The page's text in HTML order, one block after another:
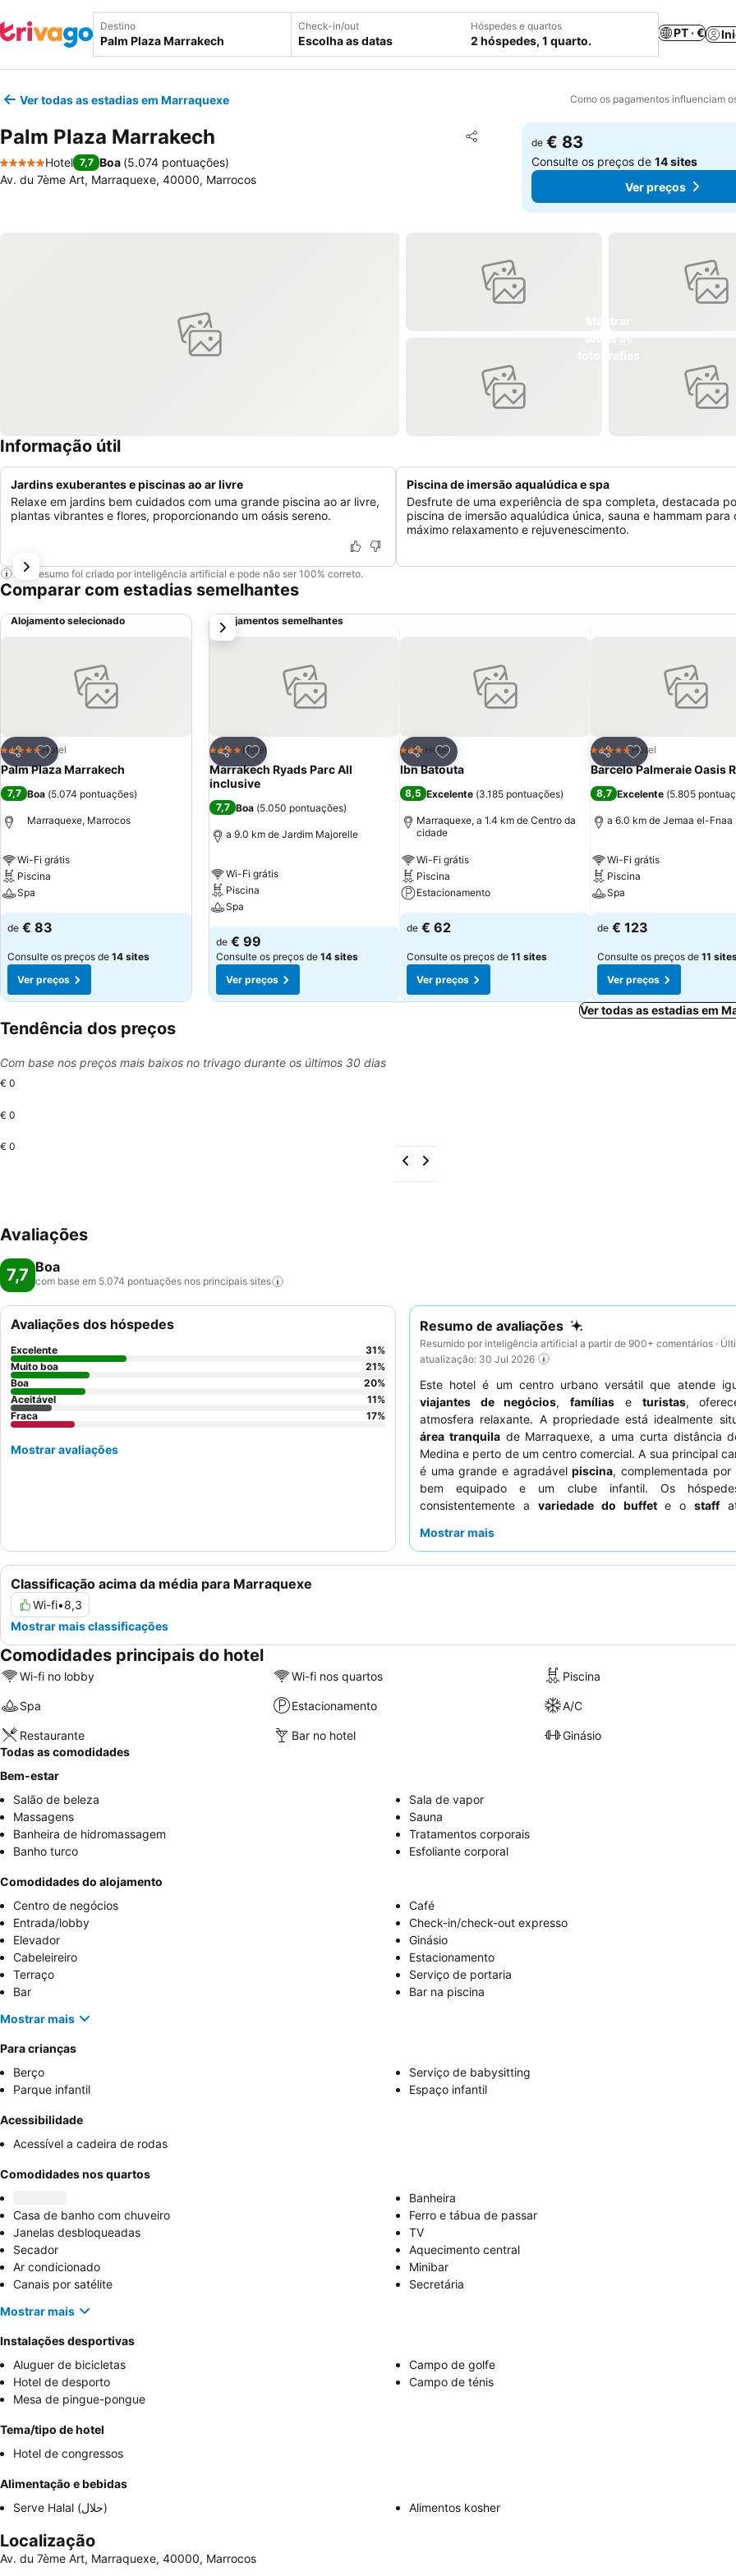
Destino Check-in/out
Escolha as datas
Hóspedes e quartos
2 hóspedes, 1 quarto.
PT · €
Ver todas as estadias em Marraquexe Como os pagamentos influenciam
Palm Plaza Marrakech Partilhar
Adicionar aos favoritos
5 Estrelas
Hotel 7,7 Boa (5.074 pontuações)
Av. du 7ème Art, Marraquexe, 40000, Marrocos
de € 83
Consulte os preços de14 sites
Ver preços
Informação útil
Jardins exuberantes e piscinas ao ar livre
Relaxe em jardins bem cuidados com uma grande piscina ao ar livre,
plantas vibrantes e flores, proporcionando um oásis sereno.
Piscina de imersão aqualúdica e spa
Desfrute de uma experiência de spa completa, destacada
piscina de imersão aqualúdica única, sauna e hammam para
máximo relaxamento e rejuvenescimento.
Este resumo foi criado por inteligência artificial e pode não ser 100% correto.
Comparar com estadias semelhantes
Alojamento selecionado
Partilhar
Adicionar aos favoritos
5 EstrelasHotel
Palm Plaza Marrakech
7,7 Boa (5.074 pontuações)
Marraquexe, Marrocos
Wi-Fi grátis
Piscina
Spa
de € 83
Consulte os preços de 14 sites
Ver preços
Alojamentos semelhantes
Partilhar
Adicionar aos favoritos
4 EstrelasHotel
Marrakech Ryads Parc All
inclusive
7,7 Boa (5.050 pontuações)
a 9.0 km de Jardim Majorelle
Wi-Fi grátis
Piscina
Spa
de € 99
Consulte os preços de 14 sites
Ver preços
Partilhar
Adicionar aos favoritos
3 Estrelas
Hotel
Ibn Batouta
8,5 Excelente (3.185 pontuações)
Marraquexe, a 1.4 km de Centro da
cidade
Wi-Fi grátis
Piscina
Estacionamento
de € 62
Consulte os preços de 11 sites
Ver preços
Partilhar
Adicionar aos
5 EstrelasHotel
Barcelo Palmeraie Oasis
8,7 Excelente (5.805
a 6.0 km de Jemaa el-Fnaa
Wi-Fi grátis
Piscina
Spa
de € 123
Consulte os preços de 11
Ver preços
próximo
Ver todas as estadias em
Tendência dos preços
Com base nos preços mais baixos no trivago durante os últimos 30 dias
€ 0
€ 0
€ 0
Avaliações
7,7 Boa
com base em 5.074 pontuações nos principais sites
Resumo de avaliações
Resumido por inteligência artificial a partir de 900+ comentários ·
atualização: 30 Jul 2026
Este hotel é um centro urbano versátil que atende
viajantes de negócios,famílias e turistas,
atmosfera relaxante. A propriedade está idealmente
área tranquilade Marraquexe, a uma curta distância
Medina e perto de um centro comercial. A sua principal
é uma grande e agradávelpiscina, complementada por
bem equipado e um clube infantil. Os
consistentemente a variedade do buffete ostaff
os hóspedes. Para uma estadia mais tranquila, os
Mostrar mais
Classificação acima da média para Marraquexe
Wi-fi•8,3
Mostrar mais classificações
Avaliações dos hóspedes
Excelente 31%
Muito boa
21%
Boa
20%
Aceitável
11%
Fraca
17%
Mostrar avaliações
Comodidades principais do hotel
Wi-fi no lobby Wi-fi nos quartos Piscina
Spa Estacionamento A/C
Restaurante Bar no hotel
Ginásio
Todas as comodidades
Bem-estar
Salão de beleza
Sala de vapor
Massagens
Sauna
Banheira de hidromassagem
Tratamentos corporais
Banho turco
Esfoliante corporal
Comodidades do alojamento
Centro de negócios
Café
Entrada/lobby
Check-in/check-out expresso
Elevador
Ginásio
Cabeleireiro
Estacionamento
Terraço
Serviço de portaria
Bar
Bar na piscina
Mostrar mais
Para crianças
Berço
Serviço de babysitting
Parque infantil
Espaço infantil
Acessibilidade
Acessível a cadeira de rodas
Comodidades nos quartos
Banheira
Casa de banho com chuveiro
Ferro e tábua de passar
Janelas desbloqueadas
TV
Secador
Aquecimento central
Ar condicionado
Minibar
Canais por satélite
Secretária
Mostrar mais
Instalações desportivas
Aluguer de bicicletas
Campo de golfe
Hotel de desporto
Campo de ténis
Mesa de pingue-pongue
Tema/tipo de hotel
Hotel de congressos
Alimentação e bebidas
Serve Halal (حلال)
Alimentos kosher
Localização
Av. du 7ème Art, Marraquexe, 40000, Marrocos